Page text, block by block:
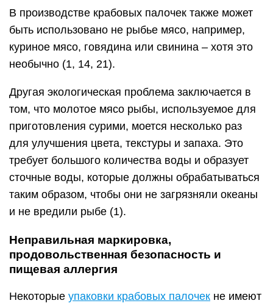
В производстве крабовых палочек также может
быть использовано не рыбье мясо, например,
куриное мясо, говядина или свинина – хотя это
необычно (1, 14, 21).
Другая экологическая проблема заключается в
том, что молотое мясо рыбы, используемое для
приготовления сурими, моется несколько раз
для улучшения цвета, текстуры и запаха. Это
требует большого количества воды и образует
сточные воды, которые должны обрабатываться
таким образом, чтобы они не загрязняли океаны
и не вредили рыбе (1).
Неправильная маркировка,
продовольственная безопасность и
пищевая аллергия
Некоторые упаковки крабовых палочек не имеют